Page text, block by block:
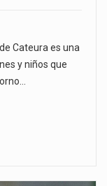
Cateura es una
y niños que